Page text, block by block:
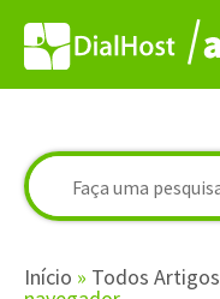
Início » Todos Artigos